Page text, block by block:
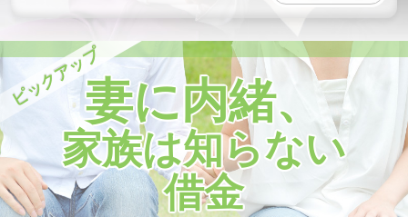
ピックアップ妻に内緒、
家族は知らない
借金